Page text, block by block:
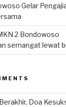
Gelar
2 Bondowoso
semangat lewat
Doa